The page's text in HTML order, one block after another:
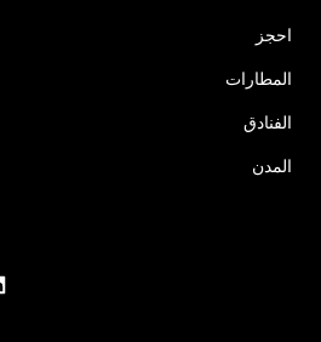
احجز
المطارات
الفنادق
المدن